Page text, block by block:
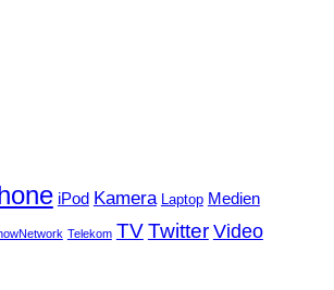
iPod Kamera Laptop Medien
Telekom TVTwitter Video